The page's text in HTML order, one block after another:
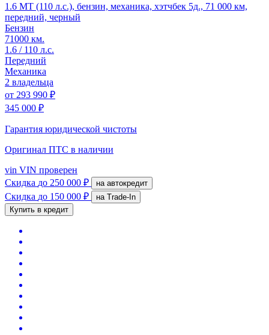
1.6 MT (110 л.с.), бензин, механика, хэтчбек 5д., 71 000 км,
передний, черный
Бензин
71000 км.
1.6 / 110 л.с.
Передний
Механика
2 владельца
от 293 990 ₽
345 000 ₽
Гарантия юридической чистоты
Оригинал ПТС в наличии
vin VIN проверен
Скидка до 250 000 ₽ на автокредит
Скидка до 150 000 ₽
на Trade-In
Купить в кредит